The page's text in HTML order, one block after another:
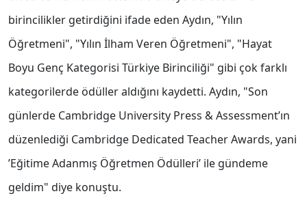
birincilikler getirdiğini ifade eden Aydın, "Yılın
Öğretmeni", "Yılın İlham Veren Öğretmeni", "Hayat
Boyu Genç Kategorisi Türkiye Birinciliği" gibi çok farklı
kategorilerde ödüller aldığını kaydetti. Aydın, "Son
günlerde Cambridge University Press & Assessment’ın
düzenlediği Cambridge Dedicated Teacher Awards, yani
’Eğitime Adanmış Öğretmen Ödülleri’ ile gündeme
geldim" diye konuştu.